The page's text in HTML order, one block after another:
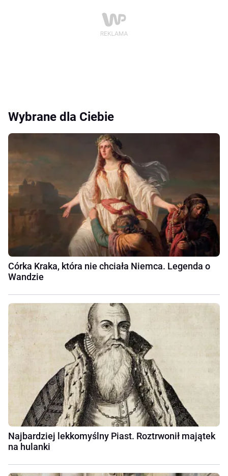
Wybrane dla Ciebie
Córka Kraka, która nie chciała Niemca. Legenda o
Wandzie
Najbardziej lekkomyślny Piast. Roztrwonił majątek
na hulanki